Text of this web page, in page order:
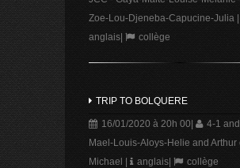
Zoe-Lou-Djeneba-Capucine-Julia
anglais| collège
TRIP TO BOLQUERE
16/01/2020 à 20h 00|
4-1
Mael-Louis-Aloys-Helie and Arthur
Michael
anglais| collège